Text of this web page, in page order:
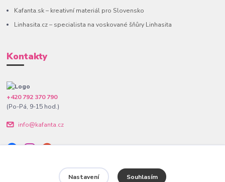
Kafanta.sk – kreativní materiál pro Slovensko
Linhasita.cz – specialista na voskované šňůry Linhasita
Kontakty
+420 792 370 790
(Po-Pá, 9-15 hod.)
info@kafanta.cz
Nastavení Souhlasím